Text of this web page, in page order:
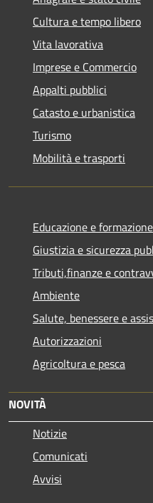
Cultura e tempo libero
Vita lavorativa
Imprese e Commercio
Appalti pubblici
Catasto e urbanistica
Turismo
Mobilità e trasporti
Educazione e formazione
Giustizia e sicurezza
Tributi,finanze e
Ambiente
Salute, benessere e
Autorizzazioni
Agricoltura e pesca
NOVITÀ
Notizie
Comunicati
Avvisi